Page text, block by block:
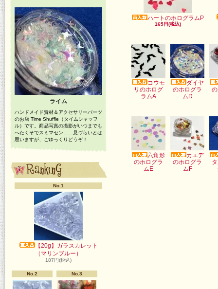
ライム
ハンドメイド資材＆アクセサリーパーツ
のお店 Time Shuffle（タイムシャッフ
ル）です。商品写真の撮影がいつまでも
へたくそでスミマセン……見づらいとは
思いますが、ごゆっくりどうぞ！
No.1
【20g】ガラスカレット
（マリンブルー）
187円(税込)
No.2 No.3
ハートのホログラムP
165円(税込)
コウモ
リのホログ
ラムA
ダイヤ
のホログラ
ムD
六角形
のホログラ
ムE
カエデ
のホログラ
ムF